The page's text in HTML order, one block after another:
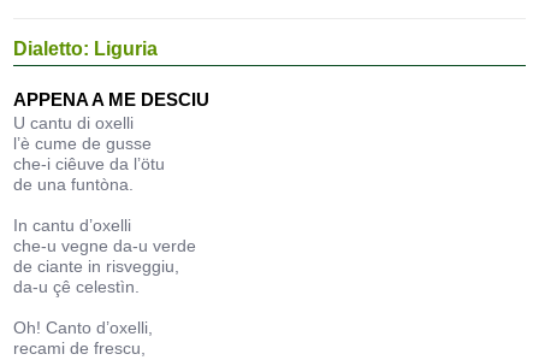
Dialetto: Liguria
APPENA A ME DESCIU
U cantu di oxelli
l’è cume de gusse
che-i ciêuve da l’ötu
de una funtòna.
In cantu d’oxelli
che-u vegne da-u verde
de ciante in risveggiu,
da-u çê celestìn.
Oh! Canto d’oxelli,
recami de frescu,